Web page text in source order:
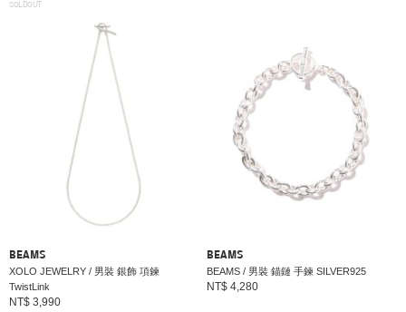
SOLDOUT
BEAMS
XOLO JEWELRY / 男裝 銀飾 項鍊
TwistLink
NT$ 3,990
BEAMS
BEAMS / 男裝 錨鏈 手鍊 SILVER925
NT$ 4,280